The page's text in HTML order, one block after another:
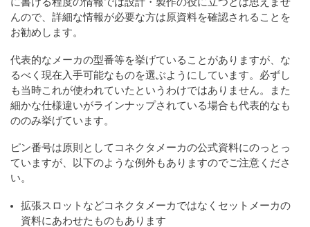
んので、詳細な情報が必要な方は原資料を確認されることを
お勧めします。
代表的なメーカの型番等を挙げていることがありますが、な
るべく現在入手可能なものを選ぶようにしています。必ずし
も当時これが使われていたというわけではありません。また
細かな仕様違いがラインナップされている場合も代表的なも
ののみ挙げています。
ピン番号は原則としてコネクタメーカの公式資料にのっとっ
ていますが、以下のような例外もありますのでご注意くださ
い。
拡張スロットなどコネクタメーカではなくセットメーカの
資料にあわせたものもあります